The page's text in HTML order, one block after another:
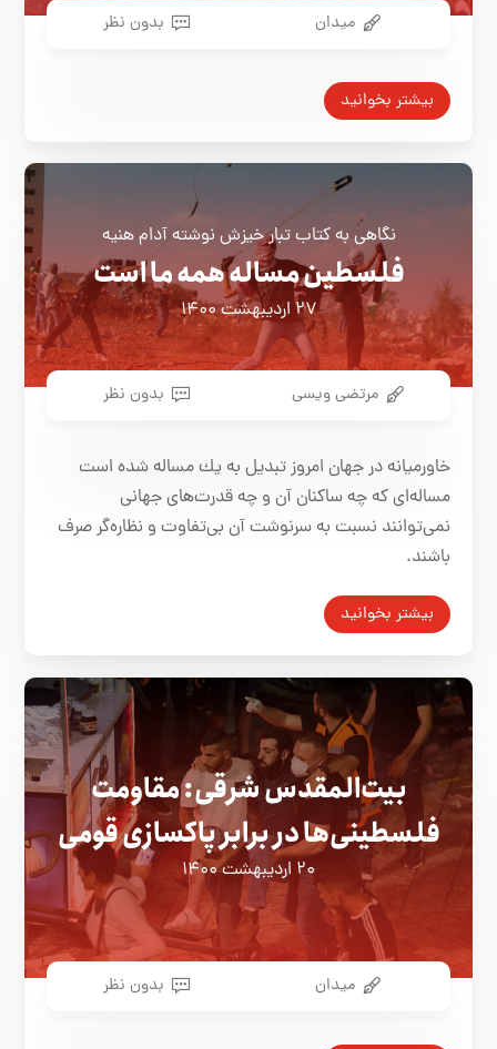
میدان بدون نظر
بیشتر بخوانید
نگاهی به كتاب تبار خيزش نوشته آدام هنيه
فلسطین مساله همه ما است
۲۷ اردیبهشت ۱۴۰۰
مرتضی ویسی بدون نظر
خاورميانه در جهان امروز تبديل به يك مساله شده است
مساله‌ای كه چه ساكنان آن و چه قدرت‌های جهانی
نمی‌توانند نسبت به سرنوشت آن بی‌تفاوت و نظاره‌گر صرف
باشند.
بیشتر بخوانید
بیت‌المقدس شرقی: مقاومت
فلسطینی‌ها در برابر پاکسازی قومی
۲۰ اردیبهشت ۱۴۰۰
میدان بدون نظر